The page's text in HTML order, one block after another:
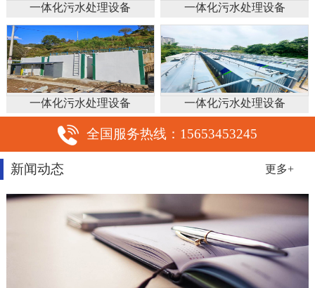
一体化污水处理设备 一体化污水处理设备
一体化污水处理设备 一体化污水处理设备
全国服务热线：15653453245
新闻动态 更多+